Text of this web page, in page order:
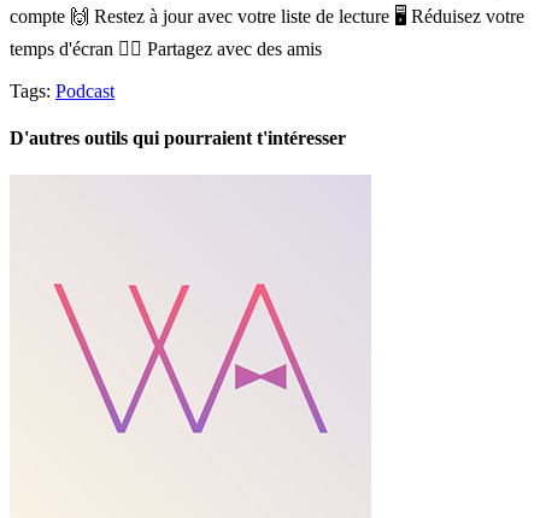
compte 🙌 Restez à jour avec votre liste de lecture 🖥️ Réduisez votre
temps d'écran 👯‍♂️ Partagez avec des amis
Tags: Podcast
D'autres outils qui pourraient t'intéresser